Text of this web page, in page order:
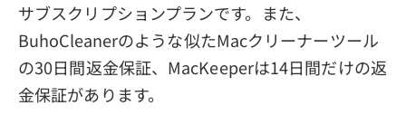
サブスクリプションプランです。また、
BuhoCleanerのような似たMacクリーナーツール
の30日間返金保証、MacKeeperは14日間だけの返
金保証があります。